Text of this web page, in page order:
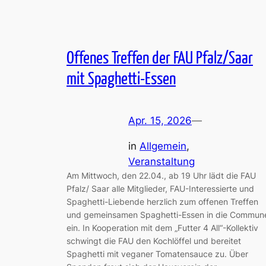
Offenes Treffen der FAU Pfalz/Saar
mit Spaghetti-Essen
Apr. 15, 2026—
in Allgemein
Veranstaltung
Am Mittwoch, den 22.04., ab 19 Uhr lädt die FAU
Pfalz/ Saar alle Mitglieder, FAU-Interessierte und
Spaghetti-Liebende herzlich zum offenen Treffen
und gemeinsamen Spaghetti-Essen in die
ein. In Kooperation mit dem „Futter 4 All“-Kollektiv
schwingt die FAU den Kochlöffel und bereitet
Spaghetti mit veganer Tomatensauce zu. Über